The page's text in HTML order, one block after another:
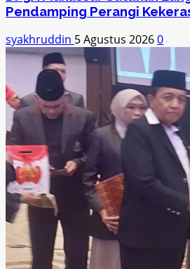
Pendamping Perangi
syakhruddin 5 Agustus 20260